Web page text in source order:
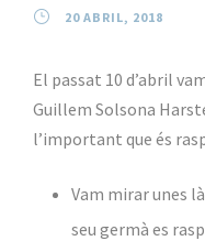
20 ABRIL, 2018
El passat 10 d’abril
Guillem Solsona
l’important que és
Vam mirar unes
seu germà es